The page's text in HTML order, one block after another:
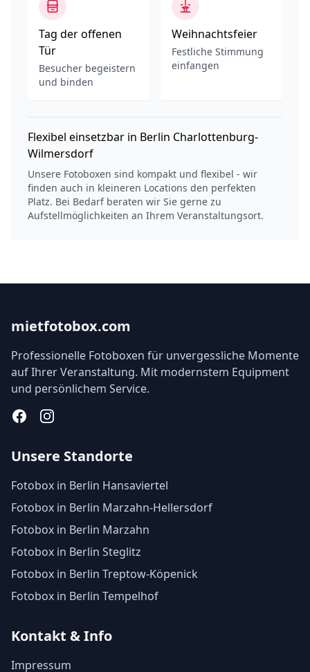
Tag der offenen
Tür
Besucher begeistern
und binden
Weihnachtsfeier
Festliche Stimmung
einfangen
Flexibel einsetzbar in Berlin Charlottenburg-
Wilmersdorf
Unsere Fotoboxen sind kompakt und flexibel - wir
finden auch in kleineren Locations den perfekten
Platz. Bei Bedarf beraten wir Sie gerne zu
Aufstellmöglichkeiten an Ihrem Veranstaltungsort.
mietfotobox.com
Professionelle Fotoboxen für unvergessliche Momente
auf Ihrer Veranstaltung. Mit modernstem Equipment
und persönlichem Service.
FacebookInstagram
Unsere Standorte
Fotobox in Berlin Hansaviertel
Fotobox in Berlin Marzahn-Hellersdorf
Fotobox in Berlin Marzahn
Fotobox in Berlin Steglitz
Fotobox in Berlin Treptow-Köpenick
Fotobox in Berlin Tempelhof
Kontakt & Info
Impressum